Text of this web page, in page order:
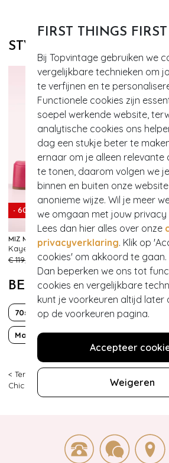
FIRST THINGS FIRST
Bij Topvintage gebruiken we
vergelijkbare technieken om
te verfijnen en te
Functionele cookies zijn
soepel werkende website,
analytische cookies ons
dag een stukje beter te
ernaar om je alleen relevante
te tonen, daarom volgen we
binnen en buiten onze
anonieme wijze. Wil je meer
we omgaan met jouw privacy
Lees dan hier alles over onze
privacyverklaring. Klik op
cookies' om akkoord te gaan.
Dan beperken we ons tot
cookies en vergelijkbare
kunt je voorkeuren altijd later
op de voorkeuren pagina.
Accepteer
Weigeren
STYLE DIT MET
- 60%
MIZ MOOZ
Kaye sandaaltjes in magentaroze
€ 119,95
€ 47,95
113
BEKIJK MEER VAN
70s Boho Chic Korte mouw
Maxi Travelstof Tropical
< Terug |
Chic for Topvintage